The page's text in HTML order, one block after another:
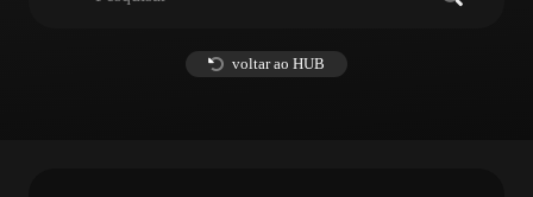
voltar ao HUB